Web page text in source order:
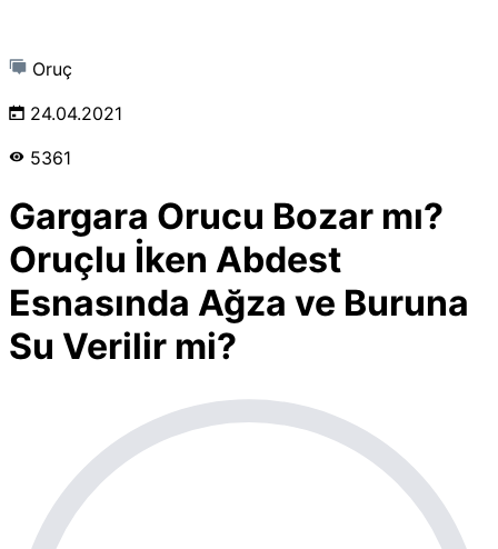
Oruç
24.04.2021
5361
Gargara Orucu Bozar mı?
Oruçlu İken Abdest
Esnasında Ağza ve Buruna
Su Verilir mi?